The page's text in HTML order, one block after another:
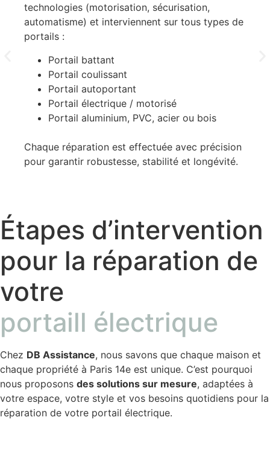
technologies (motorisation, sécurisation,
automatisme) et interviennent sur tous types de
portails :
Portail battant
Portail coulissant
Portail autoportant
Portail électrique / motorisé
Portail aluminium, PVC, acier ou bois
Chaque réparation est effectuée avec précision
pour garantir robustesse, stabilité et longévité.
Étapes d’intervention
pour la réparation de
votre
portaill électrique
Chez DB Assistance, nous savons que chaque maison et
chaque propriété à Paris 14e est unique. C’est pourquoi
nous proposons des solutions sur mesure, adaptées à
votre espace, votre style et vos besoins quotidiens pour la
réparation de votre portail électrique.